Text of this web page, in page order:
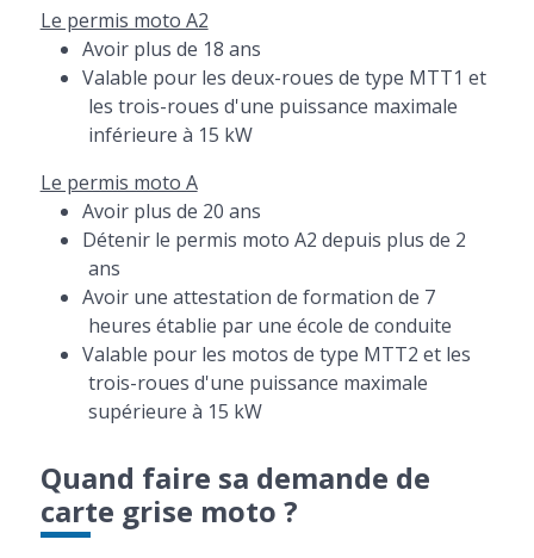
Le permis moto A2
Avoir plus de 18 ans
Valable pour les deux-roues de type MTT1 et
les trois-roues d'une puissance maximale
inférieure à 15 kW
Le permis moto A
Avoir plus de 20 ans
Détenir le permis moto A2 depuis plus de 2
ans
Avoir une attestation de formation de 7
heures établie par une école de conduite
Valable pour les motos de type MTT2 et les
trois-roues d'une puissance maximale
supérieure à 15 kW
Quand faire sa demande de
carte grise moto ?